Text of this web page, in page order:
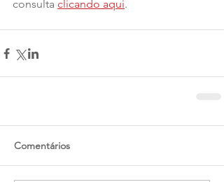
consulta clicando aqui.
Comentários